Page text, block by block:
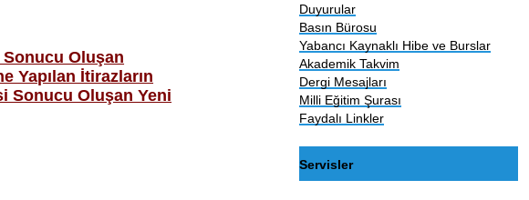
Oluşan
Yapılan İtirazların
Sonucu Oluşan Yeni
Duyurular
Basın Bürosu
Yabancı Kaynaklı Hibe ve Burslar
Akademik Takvim
Dergi Mesajları
Milli Eğitim Şurası
Faydalı Linkler
Servisler